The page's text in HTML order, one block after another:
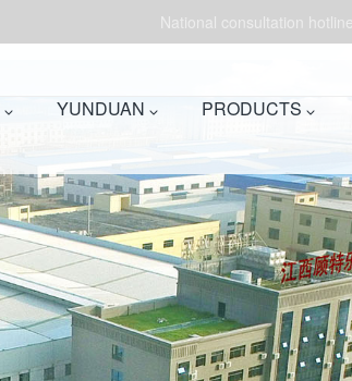
National consultation
YUNDUAN PRODUCTS